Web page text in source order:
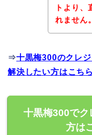
トより、
れません。
⇒十黒梅300のクレ
解決したい方はこちら
十黒梅300でク
方は